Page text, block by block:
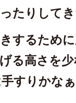
たりして
するため
る高さを少
すりかなぁ